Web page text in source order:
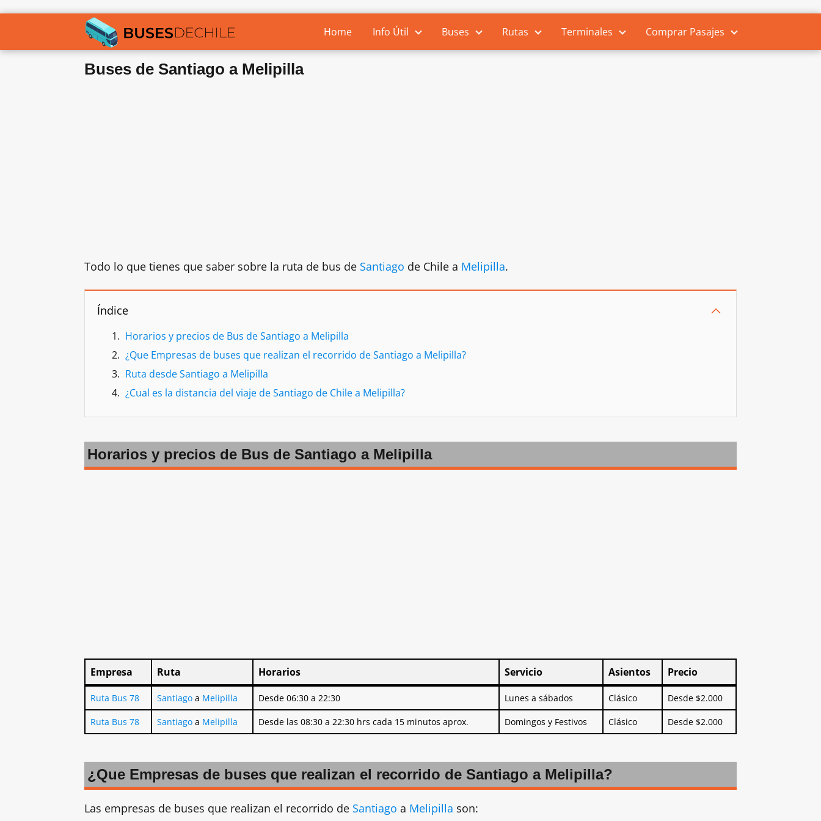
Home Info Útil Buses Rutas Terminales Comprar Pasajes
Buses de Santiago a Melipilla
Todo lo que tienes que saber sobre la ruta de bus de Santiago de Chile a Melipilla.
Índice
Horarios y precios de Bus de Santiago a Melipilla
¿Que Empresas de buses que realizan el recorrido de Santiago a Melipilla?
Ruta desde Santiago a Melipilla
¿Cual es la distancia del viaje de Santiago de Chile a Melipilla?
Horarios y precios de Bus de Santiago a Melipilla
Empresa Ruta Horarios Servicio Asientos
Precio
Empresa
Ruta Horarios Servicio Asientos Precio
Ruta Bus 78 Santiago a Melipilla Desde 06:30 a 22:30 Lunes a sábados Clásico Desde $2.000
Ruta Bus 78 Santiago a Melipilla Desde las 08:30 a 22:30 hrs cada 15 minutos aprox. Domingos y Festivos Clásico Desde $2.000
¿Que Empresas de buses que realizan el recorrido de Santiago a Melipilla?
Las empresas de buses que realizan el recorrido de Santiago a Melipilla son: